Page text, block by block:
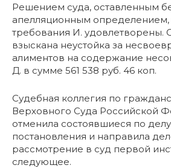
Решением суда, оставленным
апелляционным
требования И. удовлетворены.
взыскана неустойка за
алиментов на содержание
Д. в сумме 561 538 руб. 46 коп.
Судебная коллегия по
Верховного Суда Российской
отменила состоявшиеся по
постановления и направила
рассмотрение в суд первой
следующее.